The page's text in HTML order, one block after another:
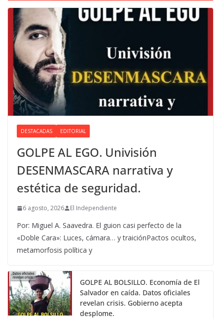
DESTACADAS EDITORIAL
GOLPE AL EGO. Univisión
DESENMASCARA narrativa y
estética de seguridad.
6 agosto, 2026 El Independiente
Por: Miguel A. Saavedra. El guion casi perfecto de la
«Doble Cara»: Luces, cámara… y traiciónPactos ocultos,
metamorfosis política y
GOLPE AL BOLSILLO. Economía de El
Salvador en caída. Datos oficiales
revelan crisis. Gobierno acepta
desplome.